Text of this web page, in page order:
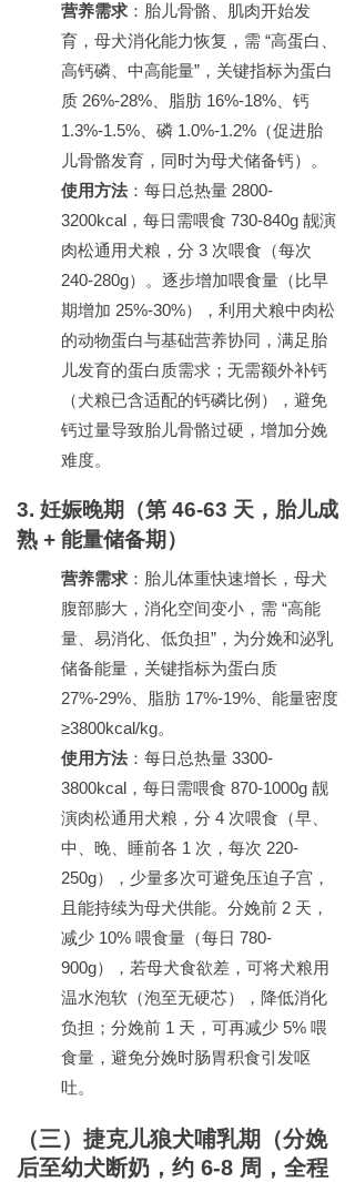
营养需求 ：胎儿骨骼、肌肉开始发
育，母犬消化能力恢复，需 “高蛋白、
高钙磷、中高能量” ，关键指标为蛋白
质 26%-28%、脂肪 16%-18%、钙
1.3%-1.5%、磷 1.0%-1.2% （促进胎
儿骨骼发育，同时为母犬储备钙）。
使用方法 ：每日总热量 2800-
3200kcal ，每日需喂食 730-840g 靓演
肉松通用犬粮，分 3 次喂食（每次
240-280g）。逐步增加喂食量（比早
期增加 25%-30%），利用犬粮中肉松
的动物蛋白与基础营养协同，满足胎
儿发育的蛋白质需求；无需额外补钙
（犬粮已含适配的钙磷比例），避免
钙过量导致胎儿骨骼过硬，增加分娩
难度。
3. 妊娠晚期（第 46-63 天，胎儿成
熟 + 能量储备期）
营养需求 ：胎儿体重快速增长，母犬
腹部膨大，消化空间变小，需 “高能
量、易消化、低负担” ，为分娩和泌乳
储备能量，关键指标为蛋白质
27%-29% 、脂肪 17%-19% 、能量密度
≥3800kcal/kg。
使用方法 ：每日总热量 3300-
3800kcal ，每日需喂食 870-1000g 靓
演肉松通用犬粮，分 4 次喂食（早、
中、晚、睡前各 1 次，每次 220-
250g），少量多次可避免压迫子宫，
且能持续为母犬供能。分娩前 2 天，
减少 10% 喂食量（每日 780-
900g），若母犬食欲差，可将犬粮用
温水泡软（泡至无硬芯），降低消化
负担；分娩前 1 天，可再减少 5% 喂
食量，避免分娩时肠胃积食引发呕
吐。
（三） 捷克儿狼犬哺乳期（分娩
后至幼犬断奶，约 6-8 周，全程